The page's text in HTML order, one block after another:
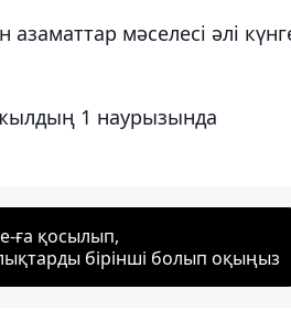
мәселесі әлі
1 наурызында
ға қосылып,
бірінші болып оқыңыз